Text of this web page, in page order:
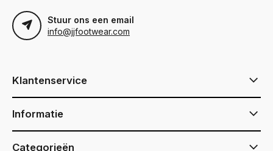
Stuur ons een email
info@jjfootwear.com
Klantenservice
Informatie
Categorieën